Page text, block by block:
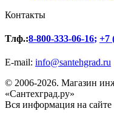
Контакты
Тлф.:8-800-333-06-16; +7
E-mail: info@santehgrad.ru
© 2006-2026. Магазин
«Сантехград.ру»
Вся информация на сайте